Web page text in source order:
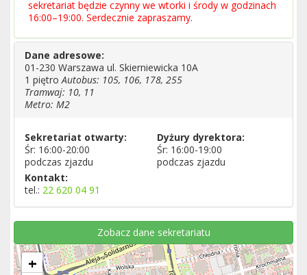
sekretariat będzie czynny we wtorki i środy w godzinach
16:00–19:00. Serdecznie zapraszamy.
Dane adresowe:
01-230 Warszawa ul. Skierniewicka 10A
1 piętroAutobus: 105, 106, 178, 255
Tramwaj: 10, 11
Metro: M2
Sekretariat otwarty:
Śr: 16:00-20:00
podczas zjazdu
Dyżury dyrektora:
Śr: 16:00-19:00
podczas zjazdu
Kontakt:
tel.: 22 620 04 91
Zobacz dane sekretariatu
+